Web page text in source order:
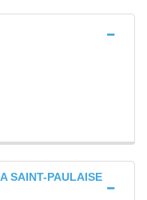
SAINT-PAULAISE